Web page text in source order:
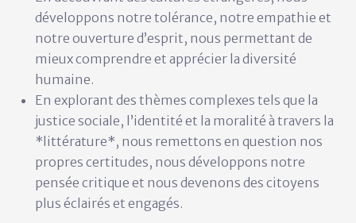
développons notre tolérance, notre empathie et
notre ouverture d’esprit, nous permettant de
mieux comprendre et apprécier la diversité
humaine.
En explorant des thèmes complexes tels que la
justice sociale, l’identité et la moralité à travers la
*littérature*, nous remettons en question nos
propres certitudes, nous développons notre
pensée critique et nous devenons des citoyens
plus éclairés et engagés.